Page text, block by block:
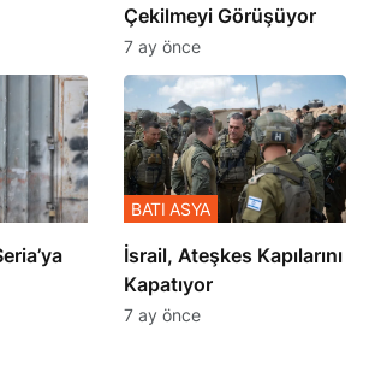
Çekilmeyi Görüşüyor
7 ay önce
İsrail, Ateşkes Kapılarını
Kapatıyor
BATI ASYA
7 ay önce